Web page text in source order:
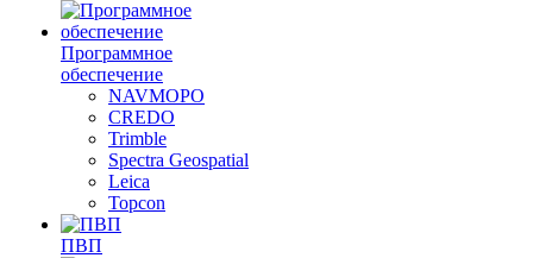
Программное
обеспечение
NAVMOPO
CREDO
Trimble
Spectra Geospatial
Leica
Topcon
ПВП